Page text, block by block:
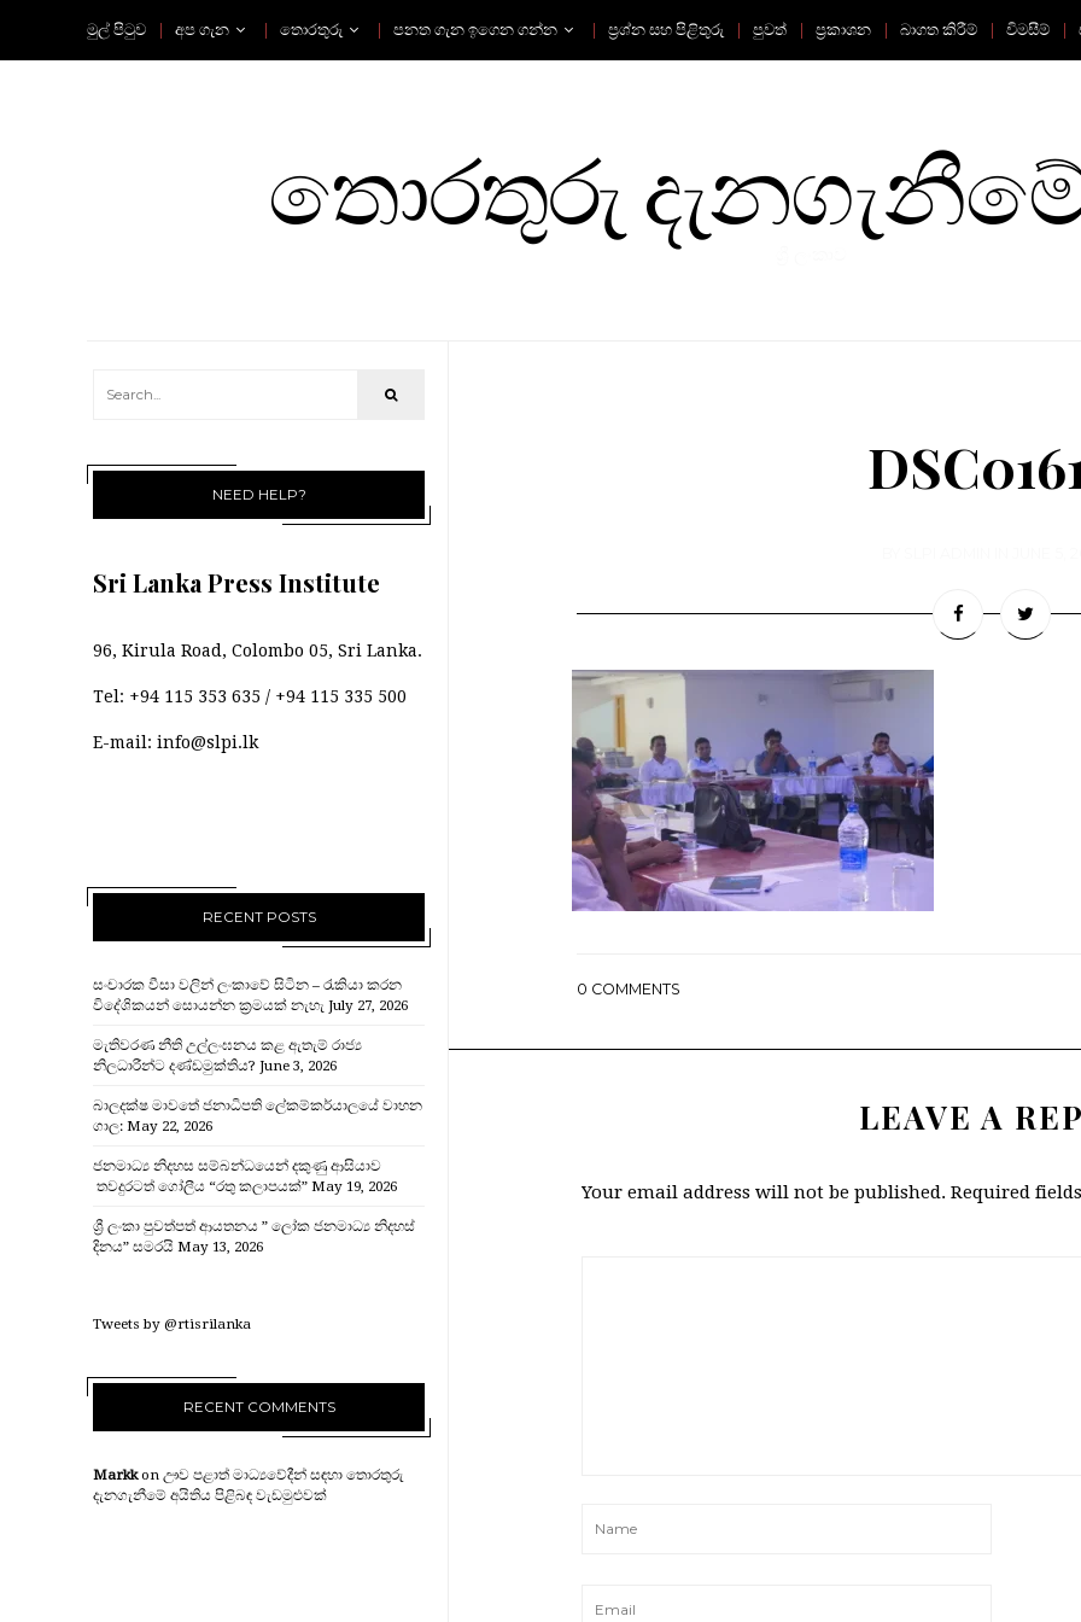
මුල් පිටුව අප ගැන තොරතුරු පනත ගැන ඉගෙන ගන්න ප්‍රශ්න සහ පිළිතුරු පුවත් ප්‍රකාශන බාගත කිරීම් විමසීම්
තොරතුරු
NEED HELP?
Sri Lanka Press Institute
96, Kirula Road, Colombo 05, Sri Lanka.
Tel: +94 115 353 635 / +94 115 335 500
E-mail: info@slpi.lk
RECENT POSTS
සංචාරක වීසා වලින් ලංකාවේ සිටින – රැකියා කරන
විදේශිකයන් සොයන්න ක්‍රමයක් නැහැ July 27, 2026
මැතිවරණ නීති උල්ලංඝනය කළ ඇතැම් රාජ්‍ය
නිලධාරීන්ට දණ්ඩමුක්තිය? June 3, 2026
බාලදක්ෂ මාවතේ ජනාධිපති ලේකම්කර්යාලයේ වාහන
ගාල: May 22, 2026
ජනමාධ්‍ය නිදහස සම්බන්ධයෙන් දකුණු ආසියාව
තවදුරටත් ගෝලීය “රතු කලාපයක්” May 19, 2026
ශ්‍රී ලංකා පුවත්පත් ආයතනය ” ලෝක ජනමාධ්‍ය නිදහස්
දිනය” සමරයි May 13, 2026
Tweets by @rtisrilanka
RECENT COMMENTS
Markkon ඌව පළාත් මාධ්‍යවේදීන් සඳහා තොරතුරු
දැනගැනීමේ අයිතිය පිළිබඳ වැඩමුළුවක්
0 COMMENTS
LEAVE A
Your email address will not be published. Required